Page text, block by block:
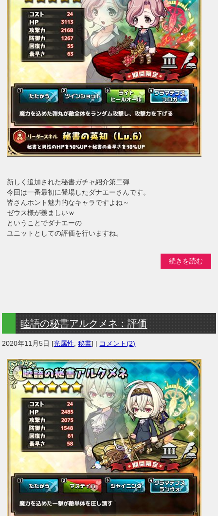
新しく追加された秘書ガチャ紹介第二弾
今回は一番最初に登場したダナエーさんです。
皆さんホント魅力的なキャラですよね～
ゼウス様が羨ましいｗ
ということでダナエーの
ユニットとしての評価を行いますね。
続きを読む
睦語の秘書アルクメネ：評価
2020年11月5日 [光属性 ,秘書] | コメント(2)